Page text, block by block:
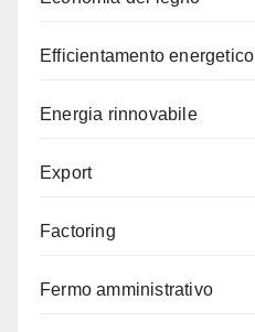
Efficientamento energetico
Energia rinnovabile
Export
Factoring
Fermo amministrativo